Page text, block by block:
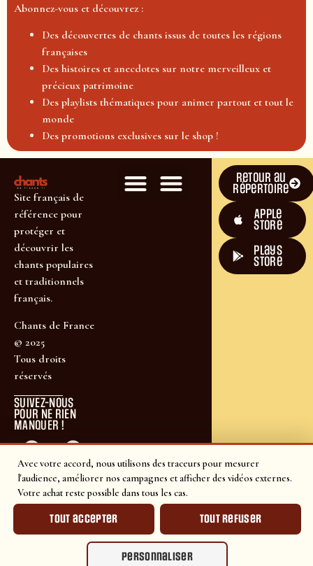
Avec votre accord, nous utilisons des traceurs pour mesurer
l'audience, améliorer nos campagnes et afficher des vidéos externes.
Votre achat reste possible dans tous les cas.
Tout accepter Tout refuser
Personnaliser
Abonnez-vous et découvrez :
Des découvertes de chants issus de toutes les régions
françaises
Des histoires et anecdotes sur notre merveilleux et
précieux patrimoine
Des playlists thématiques pour animer partout et tout le
monde
Des promotions exclusives sur le shop !
Site français de
référence pour
protéger et
découvrir les
chants populaires
et traditionnels
français.
Chants de France
© 2025
Tous droits
réservés
SUIVEZ-NOUS
POUR NE RIEN
MANQUER !
Retour au
répertoire
Apple
Store
plays
store